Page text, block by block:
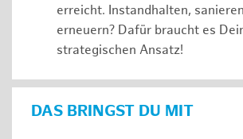
erreicht. Instandhalten,
erneuern? Dafür braucht es
strategischen Ansatz!
DAS BRINGST DU MIT